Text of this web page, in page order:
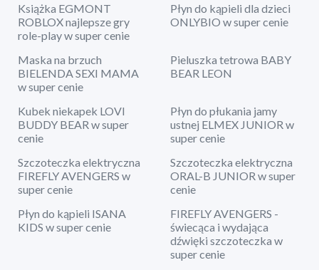
Książka EGMONT
ROBLOX najlepsze gry
role-play w super cenie
Płyn do kąpieli dla dzieci
ONLYBIO w super cenie
Maska na brzuch
BIELENDA SEXI MAMA
w super cenie
Pieluszka tetrowa BABY
BEAR LEON
Kubek niekapek LOVI
BUDDY BEAR w super
cenie
Płyn do płukania jamy
ustnej ELMEX JUNIOR w
super cenie
Szczoteczka elektryczna
FIREFLY AVENGERS w
super cenie
Szczoteczka elektryczna
ORAL-B JUNIOR w super
cenie
Płyn do kąpieli ISANA
KIDS w super cenie
FIREFLY AVENGERS -
świecąca i wydająca
dźwięki szczoteczka w
super cenie